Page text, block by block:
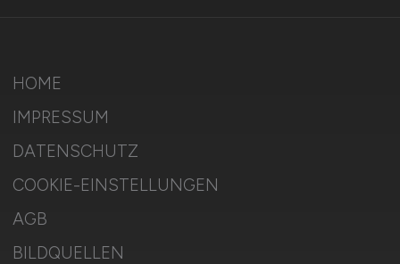
HOME
IMPRESSUM
DATENSCHUTZ
COOKIE-EINSTELLUNGEN
AGB
BILDQUELLEN